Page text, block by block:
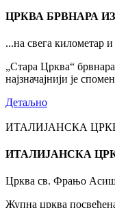
ЦРКВА БРВНАРА
...на свега километар
„Стара Црква“
најзначајнији је
Детаљно
ИТАЛИЈАНСКА
ИТАЛИЈАНСКА
Црква св. Фрањо
Жупна црква